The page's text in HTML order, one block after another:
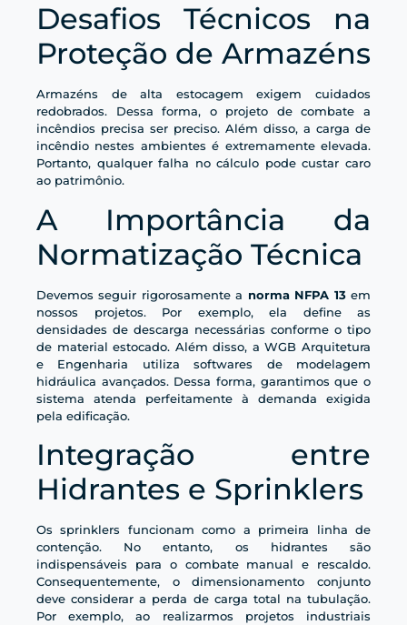
Desafios Técnicos na
Proteção de Armazéns
Armazéns de alta estocagem exigem cuidados
redobrados. Dessa forma, o projeto de combate a
incêndios precisa ser preciso. Além disso, a carga de
incêndio nestes ambientes é extremamente elevada.
Portanto, qualquer falha no cálculo pode custar caro
ao patrimônio.
A Importância da
Normatização Técnica
Devemos seguir rigorosamente a norma NFPA 13em
nossos projetos. Por exemplo, ela define as
densidades de descarga necessárias conforme o tipo
de material estocado. Além disso, a WGB Arquitetura
e Engenharia utiliza softwares de modelagem
hidráulica avançados. Dessa forma, garantimos que o
sistema atenda perfeitamente à demanda exigida
pela edificação.
Integração entre
Hidrantes e Sprinklers
Os sprinklers funcionam como a primeira linha de
contenção. No entanto, os hidrantes são
indispensáveis para o combate manual e rescaldo.
Consequentemente, o dimensionamento conjunto
deve considerar a perda de carga total na tubulação.
Por exemplo, ao realizarmos projetos industriais